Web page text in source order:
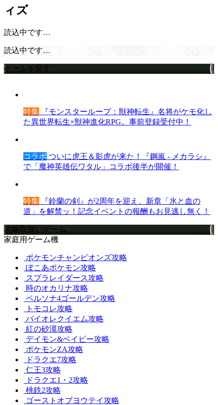
ィズ
読込中です…
読込中です…
ゲームを探す
特集 『モンスターループ：獣神転生』名将がケモ化し
た異世界転生×獣神進化RPG。事前登録受付中！
コラボ ついに虎王＆影虎が来た！『鋼嵐 - メカラシ』
で「魔神英雄伝ワタル」コラボ後半が開催！
特集 『鈴蘭の剣』が2周年を迎え、新章「氷と血の
道」を解禁ッ！記念イベントの報酬もお見逃し無く！
攻略取扱いゲーム
家庭用ゲーム機
ポケモンチャンピオンズ攻略
ぽこあポケモン攻略
スプラレイダース攻略
時のオカリナ攻略
ペルソナ4ゴールデン攻略
トモコレ攻略
バイオレクイエム攻略
紅の砂漠攻略
デイモン&ベイビー攻略
ポケモンZA攻略
ドラクエ7攻略
仁王3攻略
ドラクエ1・2攻略
桃鉄2攻略
ゴーストオブヨウテイ攻略